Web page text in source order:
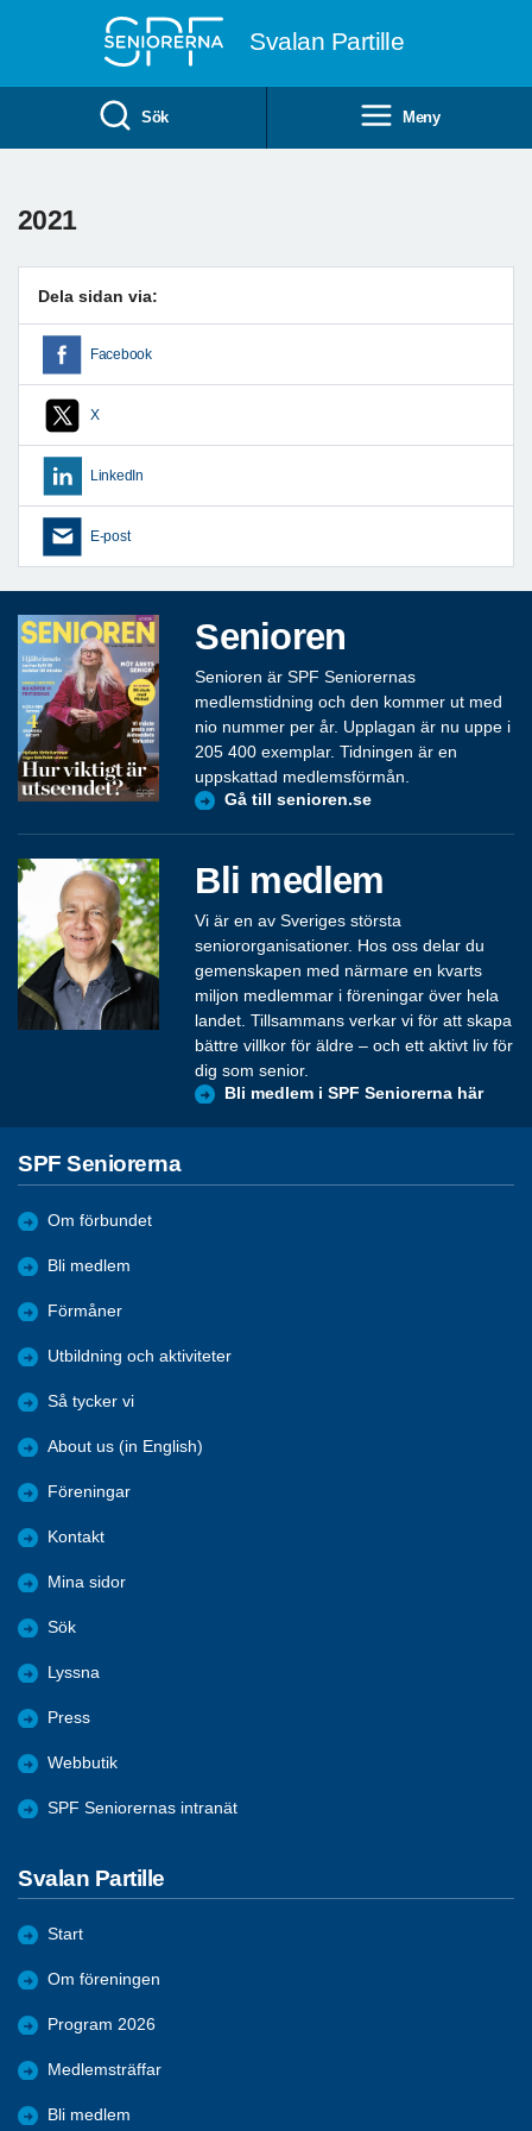
Svalan Partille
Sök Meny
2021
Dela sidan via:
Facebook
X
LinkedIn
E-post
Senioren
Senioren är SPF Seniorernas
medlemstidning och den kommer ut med
nio nummer per år. Upplagan är nu uppe i
205 400 exemplar. Tidningen är en
uppskattad medlemsförmån.
Gå till senioren.se
Bli medlem
Vi är en av Sveriges största
seniororganisationer. Hos oss delar du
gemenskapen med närmare en kvarts
miljon medlemmar i föreningar över hela
landet. Tillsammans verkar vi för att skapa
bättre villkor för äldre – och ett aktivt liv för
dig som senior.
Bli medlem i SPF Seniorerna här
SPF Seniorerna
Om förbundet
Bli medlem
Förmåner
Utbildning och aktiviteter
Så tycker vi
About us (in English)
Föreningar
Kontakt
Mina sidor
Sök
Lyssna
Press
Webbutik
SPF Seniorernas intranät
Svalan Partille
Start
Om föreningen
Program 2026
Medlemsträffar
Bli medlem